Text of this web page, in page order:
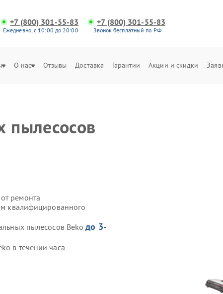
+7 (800) 301-55-83
Ежедневно, с 10:00 до 20:00
+7 (800) 301-55-83
Звонок бесплатный по РФ
О нас Отзывы Доставка Гарантии Акции и скидки
пылесосов
ремонта
квалифицированного
пылесосов Bekoдо 3-
в течении часа